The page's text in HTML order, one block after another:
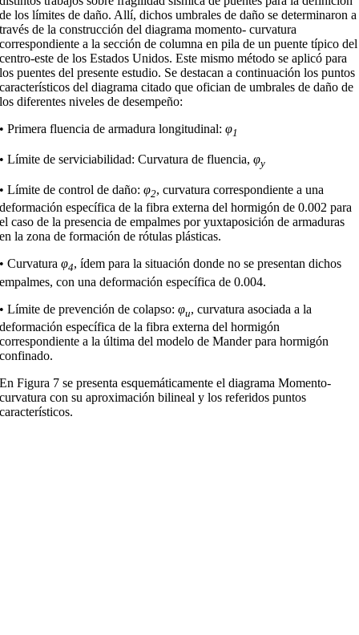
de los límites de daño. Allí, dichosumbrales de daño se determinaron a
través de la construcción del diagrama momento- curvatura
correspondiente a la sección de columna en pila de un puente típico del
centro-este de los Estados Unidos. Este mismo método se aplicó para
los puentes del presente estudio. Se destacan a continuación los puntos
característicos del diagrama citado que ofician de umbrales de daño de
los diferentes niveles de desempeño:
• Primera fluencia de armadura longitudinal:φ1
• Límite de serviciabilidad: Curvatura de fluencia,φy
• Límite de control de daño:φ2, curvatura correspondiente a una
deformación específica de la fibra externa del hormigón de 0.002 para
el caso de la presencia de empalmes por yuxtaposición de armaduras
en la zona de formación de rótulas plásticas.
• Curvaturaφ4, ídem para la situación donde no se presentan dichos
empalmes, con una deformación específica de 0.004.
• Límite de prevención de colapso:φu, curvatura asociada a la
deformación específica de la fibra externa del hormigón
correspondiente a la última del modelo de Mander para hormigón
confinado.
En Figura 7 se presenta esquemáticamente el diagrama Momento-
curvatura con su aproximación bilineal y los referidos puntos
característicos.